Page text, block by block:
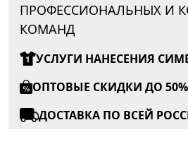
ПРОФЕССИОНАЛЬНЫХ И
КОМАНД
УСЛУГИ НАНЕСЕНИЯ
ОПТОВЫЕ СКИДКИ ДО 50%
ДОСТАВКА ПО ВСЕЙ